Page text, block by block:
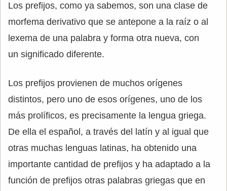
Los prefijos, como ya sabemos, son una clase de
morfema derivativo que se antepone a la raíz o al
lexema de una palabra y forma otra nueva, con
un significado diferente.
Los prefijos provienen de muchos orígenes
distintos, pero uno de esos orígenes, uno de los
más prolíficos, es precisamente la lengua griega.
De ella el español, a través del latín y al igual que
otras muchas lenguas latinas, ha obtenido una
importante cantidad de prefijos y ha adaptado a la
función de prefijos otras palabras griegas que en